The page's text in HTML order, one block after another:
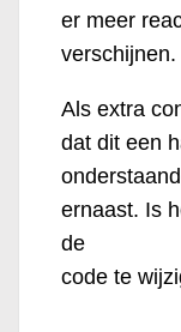
er meer
verschijnen.
Als extra
dat dit een
ernaast. Is
de
code te